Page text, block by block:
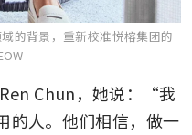
的背景，重新校准悦榕集团的
Chun，她说：“我
的人。他们相信，做一